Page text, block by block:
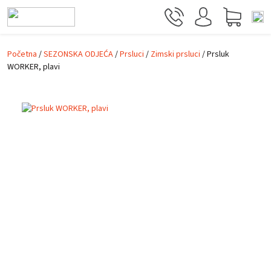
Prijeđi na glavni sadržaj
Početna /SEZONSKA ODJEĆA/Prsluci / Zimski prsluci / Prsluk
WORKER, plavi